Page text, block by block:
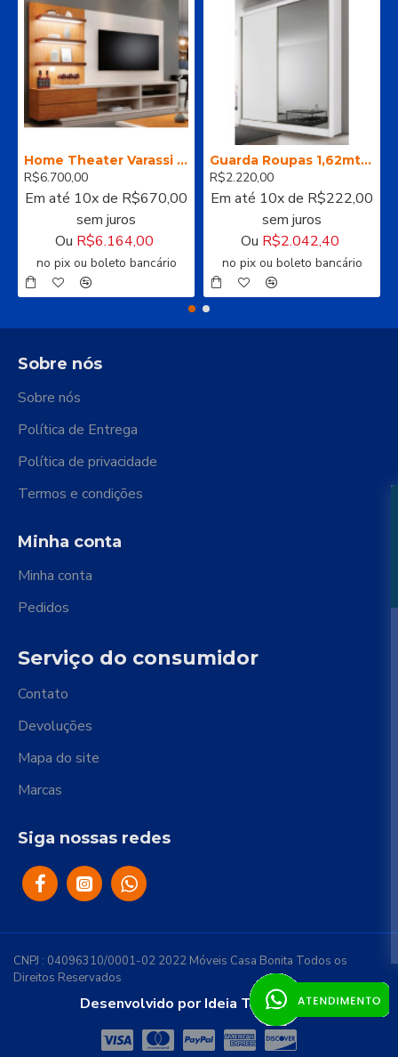
Home Theater Varassi 2,70m (completo rack + painel) - Pollo Decor
R$6.700,00
Em até 10x de R$670,00
sem juros
Ou R$6.164,00
no pix ou boleto bancário
Guarda Roupas 1,62mts 100% MDF
R$2.220,00
Em até 10x de R$222,00
sem juros
Ou R$2.042,40
no pix ou boleto bancário
Sobre nós
Sobre nós
Política de Entrega
Política de privacidade
Termos e condições
Minha conta
Minha conta
Pedidos
Serviço do consumidor
Contato
Devoluções
Mapa do site
Marcas
Siga nossas redes
CNPJ : 04096310/0001-02 2022 Móveis Casa Bonita Todos os
Direitos Reservados
Desenvolvido por Ideia Tecnologia